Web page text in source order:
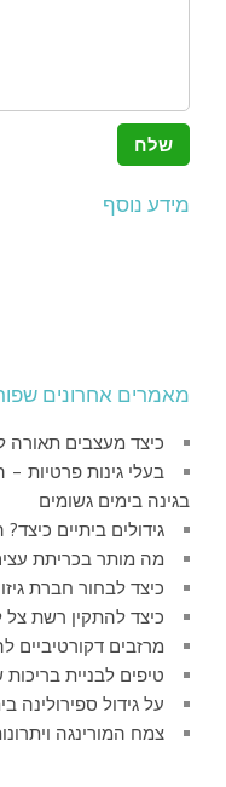
מידע נוסף
מאמרים אחרונים
כיצד מעצבים תאורה
בעלי גינות פרטיות –
בגינה בימים גשומים
גידולים ביתיים
מה מותר בכריתת
כיצד לבחור חברת
כיצד להתקין רשת צל
מרזבים דקורטיביים
טיפים לבניית
על גידול ספירולינה
צמח המורינגה